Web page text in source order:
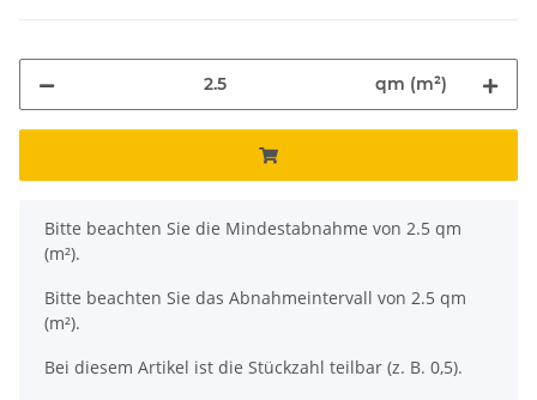
qm (m²)
x
Bitte beachten Sie die Mindestabnahme von 2.5 qm
(m²).
Bitte beachten Sie das Abnahmeintervall von 2.5 qm
(m²).
Bei diesem Artikel ist die Stückzahl teilbar (z. B. 0,5).